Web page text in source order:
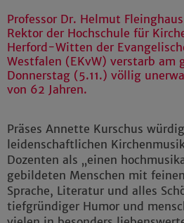
Professor Dr. Helmut
Rektor der Hochschule für
Herford-Witten der
Westfalen (EKvW) verstarb am
Donnerstag (5.11.) völlig
von 62 Jahren.
Präses Annette Kurschus
leidenschaftlichen
Dozenten als „einen
gebildeten Menschen mit
Sprache, Literatur und alles
tiefgründiger Humor und